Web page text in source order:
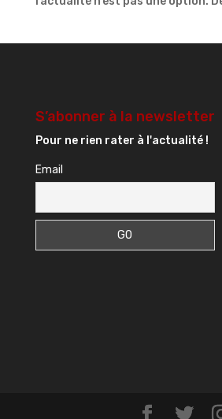
S’abonner à la newsletter
Pour ne rien rater à l'actualité !
Email